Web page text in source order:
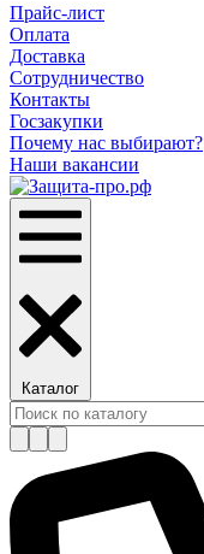
Прайс-лист
Оплата
Доставка
Сотрудничество
Контакты
Госзакупки
Почему нас выбирают?
Наши вакансии
Каталог